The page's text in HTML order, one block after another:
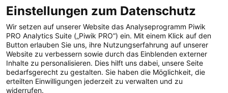
Multimedia
Social Media
PRESSEINFOS
Fotos & Media
Digitale Pressemappen
Patientenaktionen
Einstellungen zum Datenschutz
Wir setzen auf unserer Website das Analyseprogramm Piwik
PRO Analytics Suite („Piwik PRO“) ein. Mit einem Klick auf den
Button erlauben Sie uns, ihre Nutzungserfahrung auf unserer
Website zu verbessern sowie durch das Einblenden externer
Inhalte zu personalisieren. Dies hilft uns dabei, unsere Seite
bedarfsgerecht zu gestalten. Sie haben die Möglichkeit, die
erteilten Einwilligungen jederzeit zu verwalten und zu
widerrufen.